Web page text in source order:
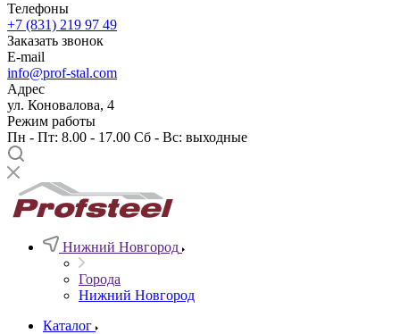
Телефоны
+7 (831) 219 97 49
Заказать звонок
E-mail
info@prof-stal.com
Адрес
ул. Коновалова, 4
Режим работы
Пн - Пт: 8.00 - 17.00 Сб - Вс: выходные
Нижний Новгород
Города
Нижний Новгород
Каталог